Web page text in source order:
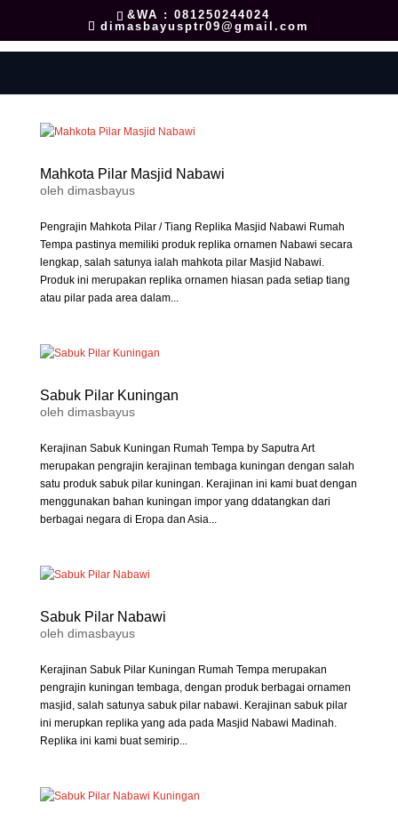
&WA : 081250244024
dimasbayusptr09@gmail.com
Mahkota Pilar Masjid Nabawi
oleh dimasbayus
Pengrajin Mahkota Pilar / Tiang Replika Masjid Nabawi Rumah
Tempa pastinya memiliki produk replika ornamen Nabawi secara
lengkap, salah satunya ialah mahkota pilar Masjid Nabawi.
Produk ini merupakan replika ornamen hiasan pada setiap tiang
atau pilar pada area dalam...
Sabuk Pilar Kuningan
oleh dimasbayus
Kerajinan Sabuk Kuningan Rumah Tempa by Saputra Art
merupakan pengrajin kerajinan tembaga kuningan dengan salah
satu produk sabuk pilar kuningan. Kerajinan ini kami buat dengan
menggunakan bahan kuningan impor yang ddatangkan dari
berbagai negara di Eropa dan Asia...
Sabuk Pilar Nabawi
oleh dimasbayus
Kerajinan Sabuk Pilar Kuningan Rumah Tempa merupakan
pengrajin kuningan tembaga, dengan produk berbagai ornamen
masjid, salah satunya sabuk pilar nabawi. Kerajinan sabuk pilar
ini merupkan replika yang ada pada Masjid Nabawi Madinah.
Replika ini kami buat semirip...